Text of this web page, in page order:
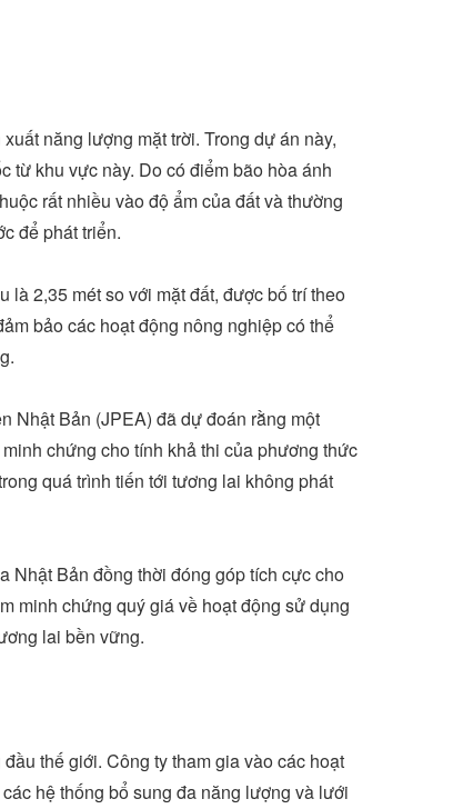
năng lượng mặt trời. Trong dự án này,
từ khu vực này. Do có điểm bão hòa ánh
rất nhiều vào độ ẩm của đất và thường
để phát triển.
2,35 mét so với mặt đất, được bố trí theo
bảo các hoạt động nông nghiệp có thể
Nhật Bản (JPEA) đã dự đoán rằng một
chứng cho tính khả thi của phương thức
quá trình tiến tới tương lai không phát
Nhật Bản đồng thời đóng góp tích cực cho
minh chứng quý giá về hoạt động sử dụng
lai bền vững.
thế giới. Công ty tham gia vào các hoạt
hệ thống bổ sung đa năng lượng và lưới